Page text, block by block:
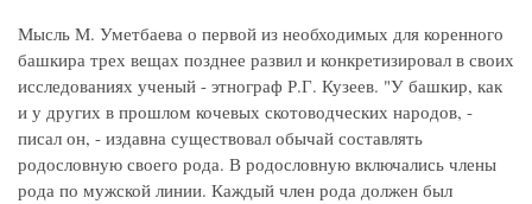
Мысль М. Уметбаева о первой из необходимых для коренного
башкира трех вещах позднее развил и конкретизировал в своих
исследованиях ученый - этнограф Р.Г. Кузеев. "У башкир, как
и у других в прошлом кочевых скотоводческих народов, -
писал он, - издавна существовал обычай составлять
родословную своего рода. В родословную включались члены
рода по мужской линии. Каждый член рода должен был